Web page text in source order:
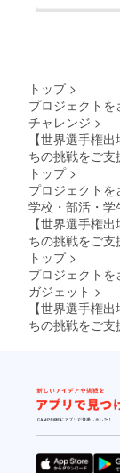
トップ >
プロジェクトを
チャレンジ >
【世界選手権
ちの挑戦をご支
トップ >
プロジェクトを
学校・部活・学
【世界選手権
ちの挑戦をご支
トップ >
プロジェクトを
ガジェット >
【世界選手権
ちの挑戦をご支